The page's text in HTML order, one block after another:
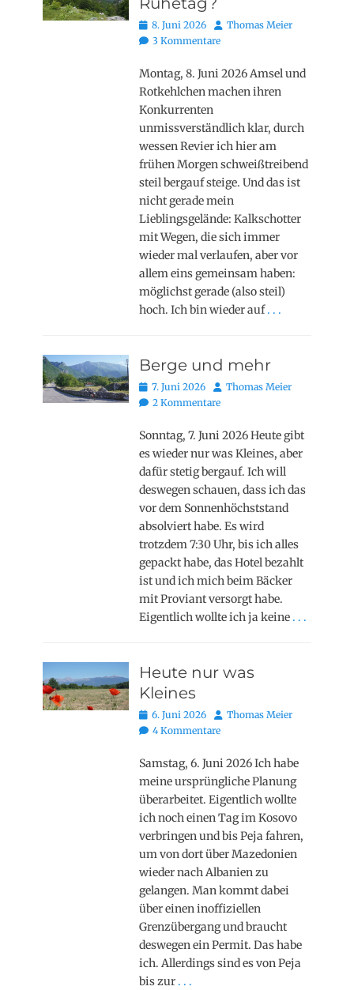
Posted
on
8. Juni 2026 AutorThomas Meier
3 Kommentare
Montag, 8. Juni 2026 Amsel und
Rotkehlchen machen ihren
Konkurrenten
unmissverständlich klar, durch
wessen Revier ich hier am
frühen Morgen schweißtreibend
steil bergauf steige. Und das ist
nicht gerade mein
Lieblingsgelände: Kalkschotter
mit Wegen, die sich immer
wieder mal verlaufen, aber vor
allem eins gemeinsam haben:
möglichst gerade (also steil)
hoch. Ich bin wieder auf. . .
Berge und mehr
Posted
on
7. Juni 2026 AutorThomas Meier
2 Kommentare
Sonntag, 7. Juni 2026 Heute gibt
es wieder nur was Kleines, aber
dafür stetig bergauf. Ich will
deswegen schauen, dass ich das
vor dem Sonnenhöchststand
absolviert habe. Es wird
trotzdem 7:30 Uhr, bis ich alles
gepackt habe, das Hotel bezahlt
ist und ich mich beim Bäcker
mit Proviant versorgt habe.
Eigentlich wollte ich ja keine . . .
Heute nur was
Kleines
Posted
on
6. Juni 2026 AutorThomas Meier
4 Kommentare
Samstag, 6. Juni 2026 Ich habe
meine ursprüngliche Planung
überarbeitet. Eigentlich wollte
ich noch einen Tag im Kosovo
verbringen und bis Peja fahren,
um von dort über Mazedonien
wieder nach Albanien zu
gelangen. Man kommt dabei
über einen inoffiziellen
Grenzübergang und braucht
deswegen ein Permit. Das habe
ich. Allerdings sind es von Peja
bis zur . . .